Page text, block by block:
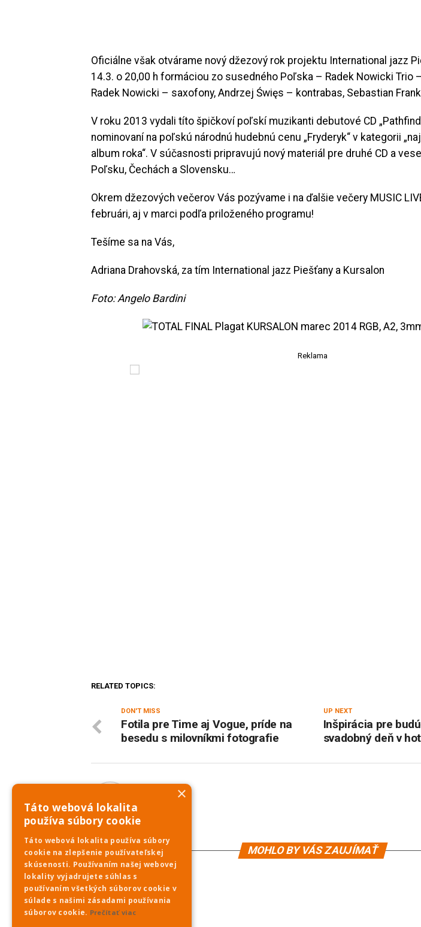
Oficiálne však otvárame nový džezový rok projektu International jazz
14.3. o 20,00 h formáciou zo susedného Poľska – Radek Nowicki Trio
Radek Nowicki – saxofony, Andrzej Święs – kontrabas, Sebastian
V roku 2013 vydali títo špičkoví poľskí muzikanti debutové CD
nominovaní na poľskú národnú hudebnú cenu „Fryderyk“ v kategorii
album roka“. V súčasnosti pripravujú nový materiál pre druhé CD a
Poľsku, Čechách a Slovensku…
Okrem džezových večerov Vás pozývame i na ďalšie večery MUSIC
februári, aj v marci podľa priloženého programu!
Tešíme sa na Vás,
Adriana Drahovská, za tím International jazz Piešťany a Kursalon
Foto: Angelo Bardini
Reklama
RELATED TOPICS:
UP NEXT
Inšpirácia pre
svadobný deň v
DON'T MISS
Fotila pre Time aj Vogue, príde na
besedu s milovníkmi fotografie
MOHLO BY VÁS ZAUJÍMAŤ
×
Táto webová lokalita
používa súbory cookie
Táto webová lokalita používa súbory
cookie na zlepšenie používateľskej
skúsenosti. Používaním našej webovej
lokality vyjadrujete súhlas s
používaním všetkých súborov cookie v
súlade s našimi zásadami používania
súborov cookie. Prečítať viac